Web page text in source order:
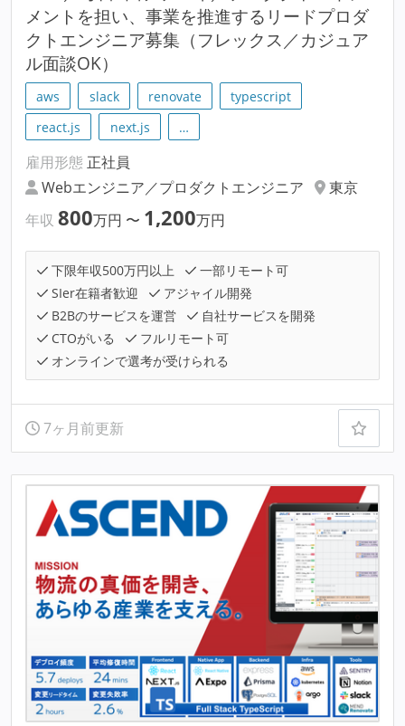
メントを担い、事業を推進するリードプロダ
クトエンジニア募集（フレックス／カジュア
ル面談OK）
aws slack renovate
typescript
react.js
next.js …
雇用形態 正社員
Webエンジニア／プロダクトエンジニア
東京
年収 800万円 〜 1,200万円
下限年収500万円以上
一部リモート可
SIer在籍者歓迎
アジャイル開発
B2Bのサービスを運営
自社サービスを開発
CTOがいる
フルリモート可
オンラインで選考が受けられる
7ヶ月前更新